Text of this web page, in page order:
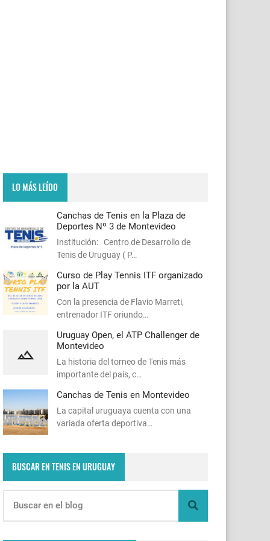
LO MÁS LEÍDO
Canchas de Tenis en la Plaza de
Deportes Nº 3 de Montevideo
Institución: Centro de Desarrollo de
Tenis de Uruguay ( P…
Curso de Play Tennis ITF organizado
por la AUT
Con la presencia de Flavio Marreti,
entrenador ITF oriundo…
Uruguay Open, el ATP Challenger de
Montevideo
La historia del torneo de Tenis más
importante del país, c…
Canchas de Tenis en Montevideo
La capital uruguaya cuenta con una
variada oferta deportiva…
BUSCAR EN TENIS EN URUGUAY